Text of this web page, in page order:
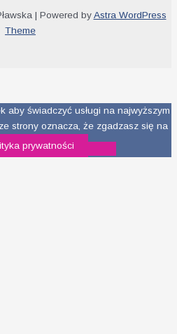
| Powered by Astra WordPress
Theme
aby świadczyć usługi na najwyższym
strony oznacza, że zgadzasz się na
prywatności